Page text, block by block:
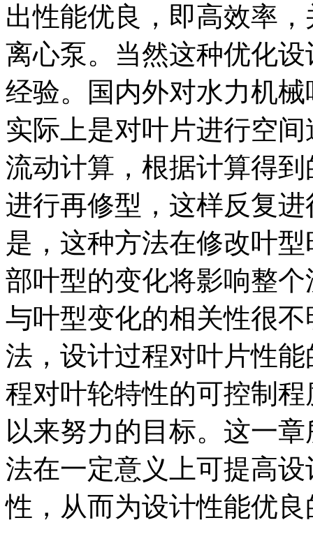
出性能优良，即高效率
离心泵。当然这种优化
经验。国内外对水力机
实际上是对叶片进行空
流动计算，根据计算得
进行再修型，这样反复
是，这种方法在修改叶
部叶型的变化将影响整
与叶型变化的相关性很
法，设计过程对叶片性
程对叶轮特性的可控制
以来努力的目标。这一
法在一定意义上可提高
性，从而为设计性能优